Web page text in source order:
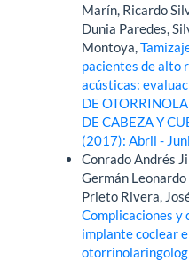
Marín, Ricardo
Dunia Paredes,
Montoya,
pacientes de alto
acústicas:
DE
DE CABEZA Y
(2017): Abril -
Conrado Andrés
Germán
Prieto Rivera,
Complicaciones y
implante coclear